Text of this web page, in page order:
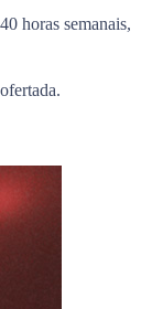
horas semanais,